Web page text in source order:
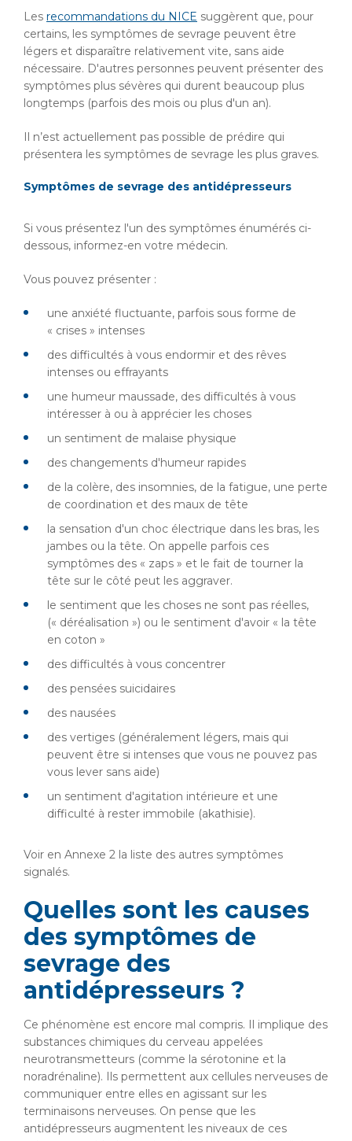
Les recommandations du NICE suggèrent que, pour
certains, les symptômes de sevrage peuvent être
légers et disparaître relativement vite, sans aide
nécessaire. D'autres personnes peuvent présenter des
symptômes plus sévères qui durent beaucoup plus
longtemps (parfois des mois ou plus d'un an).
Il n’est actuellement pas possible de prédire qui
présentera les symptômes de sevrage les plus graves.
Symptômes de sevrage des antidépresseurs
Si vous présentez l'un des symptômes énumérés ci-
dessous, informez-en votre médecin.
Vous pouvez présenter :
une anxiété fluctuante, parfois sous forme de
« crises » intenses
des difficultés à vous endormir et des rêves
intenses ou effrayants
une humeur maussade, des difficultés à vous
intéresser à ou à apprécier les choses
un sentiment de malaise physique
des changements d'humeur rapides
de la colère, des insomnies, de la fatigue, une perte
de coordination et des maux de tête
la sensation d'un choc électrique dans les bras, les
jambes ou la tête. On appelle parfois ces
symptômes des « zaps » et le fait de tourner la
tête sur le côté peut les aggraver.
le sentiment que les choses ne sont pas réelles,
(« déréalisation ») ou le sentiment d'avoir « la tête
en coton »
des difficultés à vous concentrer
des pensées suicidaires
des nausées
des vertiges (généralement légers, mais qui
peuvent être si intenses que vous ne pouvez pas
vous lever sans aide)
un sentiment d'agitation intérieure et une
difficulté à rester immobile (akathisie).
Voir en Annexe 2 la liste des autres symptômes
signalés.
Quelles sont les causes
des symptômes de
sevrage des
antidépresseurs ?
Ce phénomène est encore mal compris. Il implique des
substances chimiques du cerveau appelées
neurotransmetteurs (comme la sérotonine et la
noradrénaline). Ils permettent aux cellules nerveuses de
communiquer entre elles en agissant sur les
terminaisons nerveuses. On pense que les
antidépresseurs augmentent les niveaux de ces